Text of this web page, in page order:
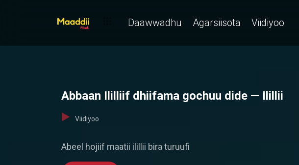
Daawwadhu Agarsiisota Viidiyoo
Abbaan Ililliif dhiifama gochuu dide — Ilillii
Viidiyoo
Abeel hojiif maatii ilillii bira turuufi